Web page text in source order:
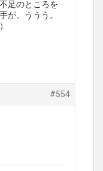
足のところを
が。ううう。
#554